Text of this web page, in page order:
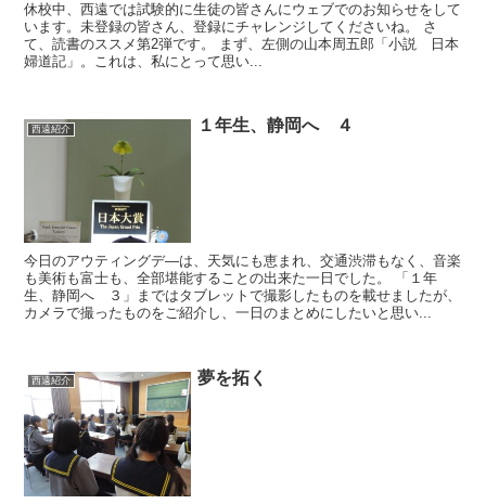
休校中、西遠では試験的に生徒の皆さんにウェブでのお知らせをして
います。未登録の皆さん、登録にチャレンジしてくださいね。 さ
て、読書のススメ第2弾です。 まず、左側の山本周五郎「小説 日本
婦道記」。これは、私にとって思い...
西遠紹介 １年生、静岡へ ４
今日のアウティングデ―は、天気にも恵まれ、交通渋滞もなく、音楽
も美術も富士も、全部堪能することの出来た一日でした。 「１年
生、静岡へ ３」まではタブレットで撮影したものを載せましたが、
カメラで撮ったものをご紹介し、一日のまとめにしたいと思い...
西遠紹介 夢を拓く